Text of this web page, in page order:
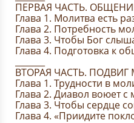
ПЕРВАЯ ЧАСТЬ.
Глава 1. Молитва есть
Глава 2. Потребность
Глава 3. Чтобы Бог
Глава 4. Подготовка к
ВТОРАЯ ЧАСТЬ.
Глава 1. Трудности в
Глава 2. Диавол воюет
Глава 3. Чтобы сердце
Глава 4. «Приидите